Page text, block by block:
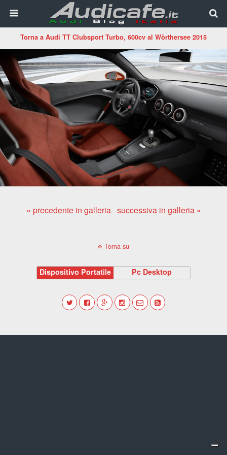
Torna a Audi TT Clubsport Turbo, 600cv al Wörthersee 2015
« precedente in galleria successiva in galleria »
Torna su
Dispositivo Portatile Pc Desktop